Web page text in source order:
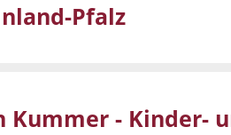
Pfalz
Kummer - Kinder-